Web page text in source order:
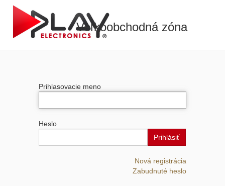
Veľkoobchodná zóna
Prihlasovacie meno
Heslo
Prihlásiť
Nová registrácia
Zabudnuté heslo